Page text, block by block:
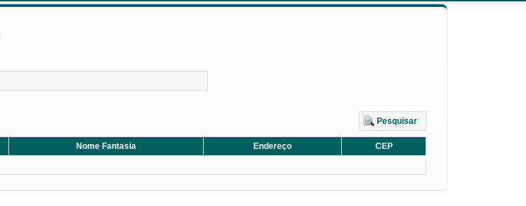
Pesquisar
Nome Fantasia Endereço
CEP